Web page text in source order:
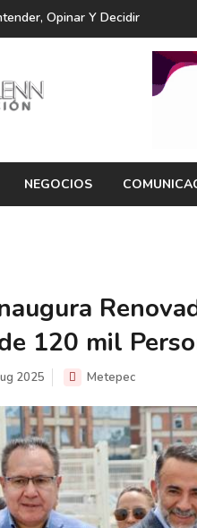
Opinar Y Decidir
NEGOCIOS
120 mil
2025 Metepec